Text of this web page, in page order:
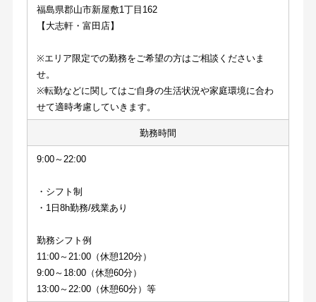
福島県郡山市新屋敷1丁目162
【大志軒・富田店】
※エリア限定での勤務をご希望の方はご相談くださいま
せ。
※転勤などに関してはご自身の生活状況や家庭環境に合わ
せて適時考慮していきます。
勤務時間
9:00～22:00
・シフト制
・1日8h勤務/残業あり
勤務シフト例
11:00～21:00（休憩120分）
9:00～18:00（休憩60分）
13:00～22:00（休憩60分）等